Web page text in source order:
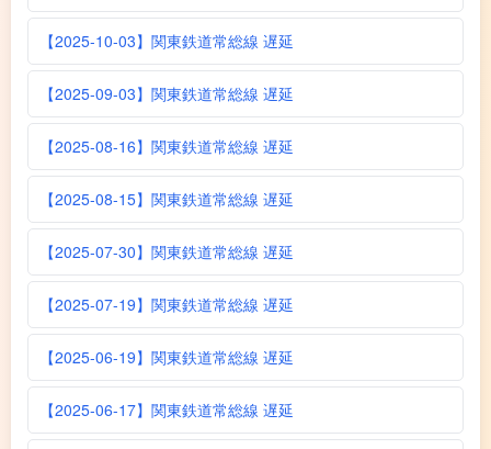
【2025-10-03】関東鉄道常総線 遅延
【2025-09-03】関東鉄道常総線 遅延
【2025-08-16】関東鉄道常総線 遅延
【2025-08-15】関東鉄道常総線 遅延
【2025-07-30】関東鉄道常総線 遅延
【2025-07-19】関東鉄道常総線 遅延
【2025-06-19】関東鉄道常総線 遅延
【2025-06-17】関東鉄道常総線 遅延